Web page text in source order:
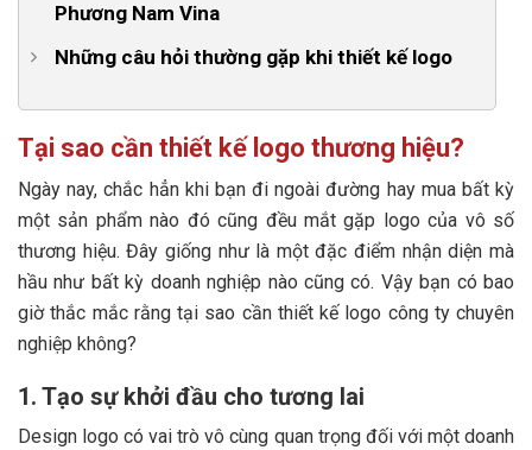
4. Thiết kế logo gắn liền với mục tiêu doanh nghiệp
5. 10+ năm kinh nghiệm trong lĩnh vực design logo
6. Quy trình thiết kế logo chuyên nghiệp
Phương Nam Vina
Những câu hỏi thường gặp khi thiết kế logo
2. Các công ty thường tạo logo bằng cách nào?
3. Có nên tạo logo online miễn phí không?
4. Giá thiết kế logo có đắt không?
5. Thời gian design logo có lâu không?
6. Nên làm gì nếu bạn không ưng ý mẫu logo thiết
kế?
7. Tôi có thể chỉnh sửa mẫu logo bao nhiêu lần?
8. Ai là người sở hữu bản quyền logo?
Tại sao cần thiết kế logo thương hiệu?
Ngày nay, chắc hẳn khi bạn đi ngoài đường hay mua bất kỳ
một sản phẩm nào đó cũng đều mắt gặp logo của vô số
thương hiệu. Đây giống như là một đặc điểm nhận diện mà
hầu như bất kỳ doanh nghiệp nào cũng có. Vậy bạn có bao
giờ thắc mắc rằng tại sao cần thiết kế logo công ty chuyên
nghiệp không?
1. Tạo sự khởi đầu cho tương lai
Design logo có vai trò vô cùng quan trọng đối với một doanh